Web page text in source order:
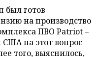
был готов
на производство
ПВО Patriot –
США на этот вопрос
того, выяснилось,